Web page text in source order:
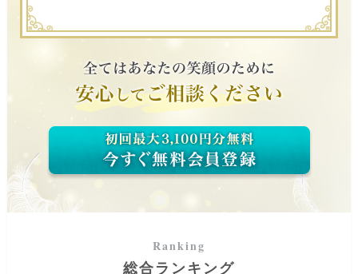
総合ランキング